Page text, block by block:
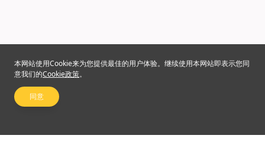
本网站使用Cookie来为您提供最佳的用户体验。继续使用本网站即表示您同
意我们的Cookie政策。
同意